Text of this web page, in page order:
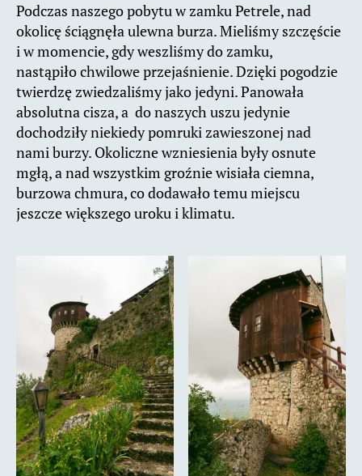
Podczas naszego pobytu w zamku Petrele, nad
okolicę ściągnęła ulewna burza. Mieliśmy szczęście
i w momencie, gdy weszliśmy do zamku,
nastąpiło chwilowe przejaśnienie. Dzięki pogodzie
twierdzę zwiedzaliśmy jako jedyni. Panowała
absolutna cisza, a do naszych uszu jedynie
dochodziły niekiedy pomruki zawieszonej nad
nami burzy. Okoliczne wzniesienia były osnute
mgłą, a nad wszystkim groźnie wisiała ciemna,
burzowa chmura, co dodawało temu miejscu
jeszcze większego uroku i klimatu.